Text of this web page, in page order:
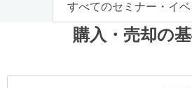
すべてのセミナー・イ
購入・売却の